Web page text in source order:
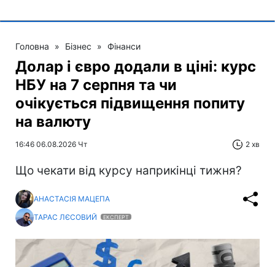
Головна » Бізнес » Фінанси
Долар і євро додали в ціні: курс
НБУ на 7 серпня та чи
очікується підвищення попиту
на валюту
16:46 06.08.2026 Чт 2 хв
Що чекати від курсу наприкінці тижня?
АНАСТАСІЯ МАЦЕПА
ТАРАС ЛЄСОВИЙ
ЕКСПЕРТ